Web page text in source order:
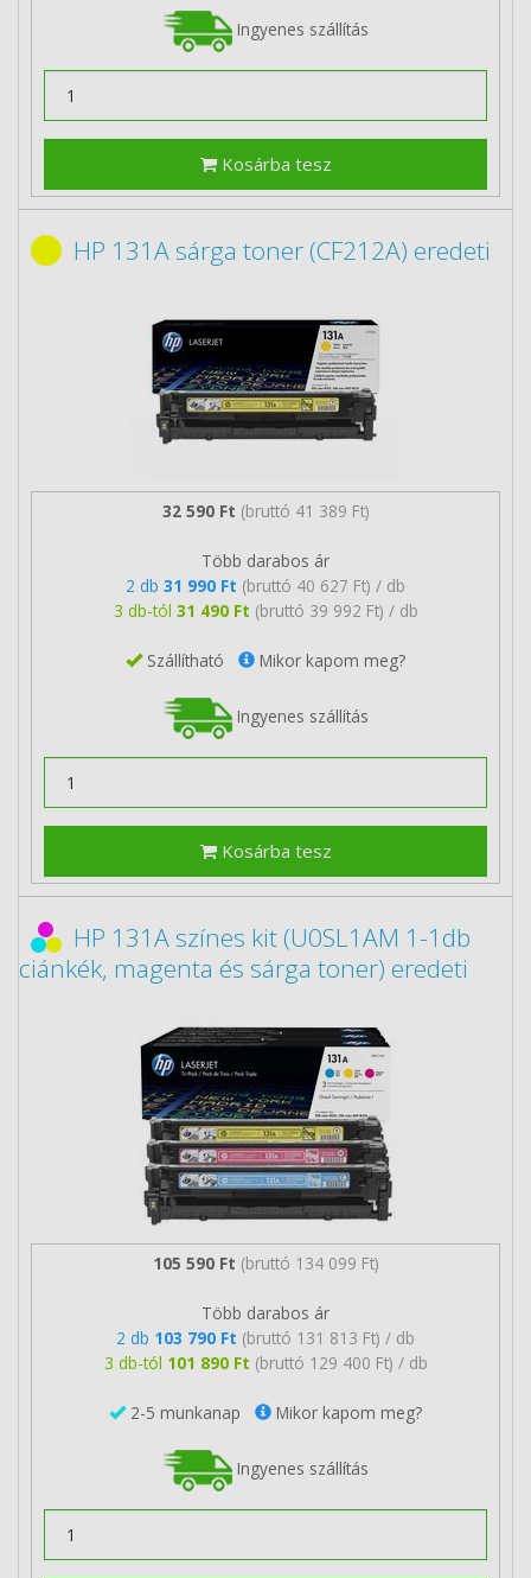
Ingyenes szállítás
Kosárba tesz
HP 131A sárga toner (CF212A) eredeti
32 590 Ft (bruttó 41 389 Ft)
Több darabos ár
2 db 31 990 Ft (bruttó 40 627 Ft) / db
3 db-tól 31 490 Ft (bruttó 39 992 Ft) / db
Szállítható Mikor kapom meg?
Ingyenes szállítás
Kosárba tesz
HP 131A színes kit (U0SL1AM 1-1db
ciánkék, magenta és sárga toner) eredeti
105 590 Ft (bruttó 134 099 Ft)
Több darabos ár
2 db 103 790 Ft (bruttó 131 813 Ft) / db
3 db-tól 101 890 Ft (bruttó 129 400 Ft) / db
2-5 munkanap Mikor kapom meg?
Ingyenes szállítás